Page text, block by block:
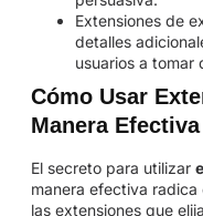
Extensiones de
detalles
usuarios a tomar
Cómo Usar
Manera Efectiva
El secreto para utilizar
manera efectiva
las extensiones que